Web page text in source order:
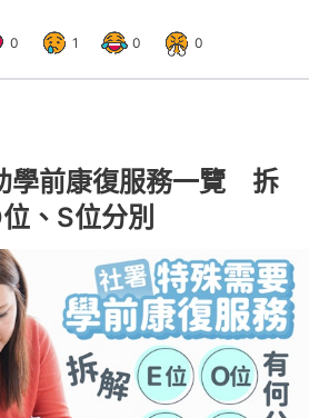
0 1 0 0
學前康復服務一覽 拆
、S位分別